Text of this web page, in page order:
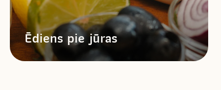
Ēdiens pie jūras